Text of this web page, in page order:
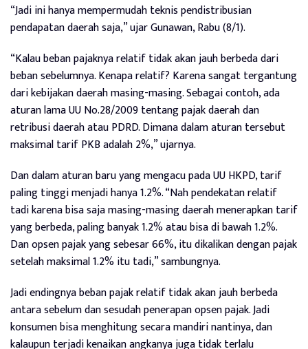
“Jadi ini hanya mempermudah teknis pendistribusian
pendapatan daerah saja,” ujar Gunawan, Rabu (8/1).
“Kalau beban pajaknya relatif tidak akan jauh berbeda dari
beban sebelumnya. Kenapa relatif? Karena sangat tergantung
dari kebijakan daerah masing-masing. Sebagai contoh, ada
aturan lama UU No.28/2009 tentang pajak daerah dan
retribusi daerah atau PDRD. Dimana dalam aturan tersebut
maksimal tarif PKB adalah 2%,” ujarnya.
Dan dalam aturan baru yang mengacu pada UU HKPD, tarif
paling tinggi menjadi hanya 1.2%. “Nah pendekatan relatif
tadi karena bisa saja masing-masing daerah menerapkan tarif
yang berbeda, paling banyak 1.2% atau bisa di bawah 1.2%.
Dan opsen pajak yang sebesar 66%, itu dikalikan dengan pajak
setelah maksimal 1.2% itu tadi,” sambungnya.
Jadi endingnya beban pajak relatif tidak akan jauh berbeda
antara sebelum dan sesudah penerapan opsen pajak. Jadi
konsumen bisa menghitung secara mandiri nantinya, dan
kalaupun terjadi kenaikan angkanya juga tidak terlalu